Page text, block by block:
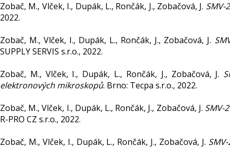
Zobač, M., Vlček, I., Dupák, L., Rončák, J., Zobačová, J. SMV-
2022.
Zobač, M., Vlček, I., Dupák, L., Rončák, J., Zobačová, J.
SUPPLY SERVIS s.r.o., 2022.
Zobač, M., Vlček, I., Dupák, L., Rončák, J., Zobačová, J.
elektronových mikroskopů. Brno: Tecpa s.r.o., 2022.
Zobač, M., Vlček, I., Dupák, L., Rončák, J., Zobačová, J. SMV-
R-PRO CZ s.r.o., 2022.
Zobač, M., Vlček, I., Dupák, L., Rončák, J., Zobačová, J.